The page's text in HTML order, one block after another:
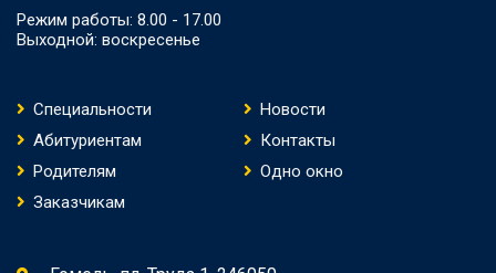
Режим работы: 8.00 - 17.00
Выходной: воскресенье
Специальности
Новости
Абитуриентам
Контакты
Родителям
Одно окно
Заказчикам